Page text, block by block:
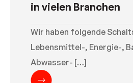
in vielen Branchen
Wir haben folgende
Lebensmittel-, Energie-,
Abwasser- […]